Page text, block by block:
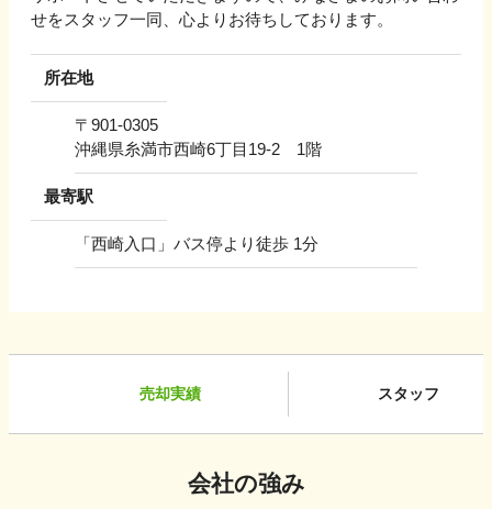
せをスタッフ一同、心よりお待ちしております。
所在地
〒 901-0305
沖縄県糸満市西崎6丁目19-2 1階
最寄駅
「西崎入口」バス停より徒歩 1分
売却実績 スタッフ
会社の強み